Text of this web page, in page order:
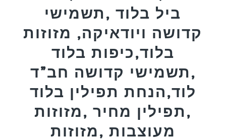
ביל בלוד ,תשמישי
קדושה ויודאיקה, מזוזות
בלוד,כיפות בלוד
,תשמישי קדושה חב”ד
לוד,הנחת תפילין בלוד
,תפילין מחיר ,מזוזות
מעוצבות ,מזוזות